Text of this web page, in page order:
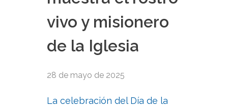
vivo y misionero
de la Iglesia
28 de mayo de 2025
La celebración del Día de la